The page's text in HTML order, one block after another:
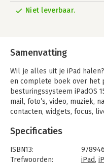
Niet leverbaar.
Samenvatting
Wil je alles uit je iPad
en complete boek over het
besturingssysteem iPadOS
mail, foto’s, video, muziek,
contacten, widgets, focus,
De auteur doet Apples
haarfijn uit de doeken. Van
gebruik van de verbeterde
boek haal je echt alles uit je
Specificaties
ISBN13:
Trefwoorden:
iPad,